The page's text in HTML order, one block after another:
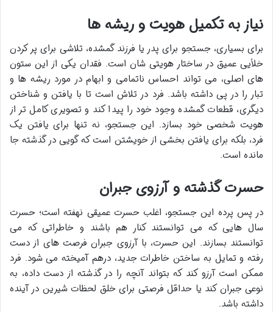
نیاز به تکمیل هویت و ریشه ها
برای بسیاری، جستجو برای پدر یا فرزند گمشده، تلاشی برای پر کردن
خلأیی عمیق در ساختار هویتی شان است. فقدان یکی از این ستون
های اصلی، می تواند احساس ناتمامی و ابهام در مورد ریشه ها و
تبار را در پی داشته باشد. فرد در تلاش است تا با یافتن و شناختن
دیگری، قطعات گمشده وجود خود را پیدا کند و تصویری کامل تر از
هویت شخصی خود بسازد. این جستجو، نه تنها برای یافتن یک
فرد، بلکه برای یافتن بخشی از خویشتن است که گویی در گذشته جا
مانده است.
حسرت گذشته و آرزوی جبران
در پس پرده این جستجو، اغلب حسرت عمیقی نهفته است؛ حسرت
سال هایی که می توانستند کنار هم باشند و خاطراتی که می
توانستند بسازند. این حسرت، با آرزوی جبران فرصت های از دست
رفته و تمایل به ساختن خاطرات جدید، درهم آمیخته می شود. فرد
ممکن است آرزو کند که بتواند آنچه را در گذشته از دست داده، به
نوعی جبران کند یا حداقل فرصتی برای خلق لحظات شیرین در آینده
داشته باشد.